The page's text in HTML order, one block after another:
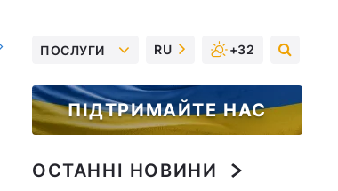
ПОСЛУГИ RU +32
ПІДТРИМАЙТЕ НАС
ОСТАННІ НОВИНИ